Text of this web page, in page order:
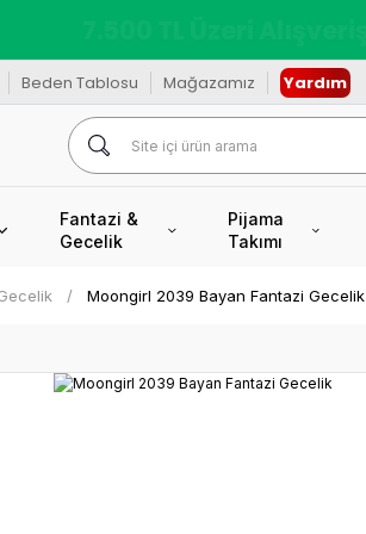
Beden Tablosu Mağazamız Yardım
Fantazi &
Gecelik
Pijama
Takımı
Moongirl 2039 Bayan Fantazi Gecelik